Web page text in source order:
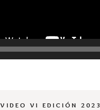
VIDEO VI EDICIÓN 2023